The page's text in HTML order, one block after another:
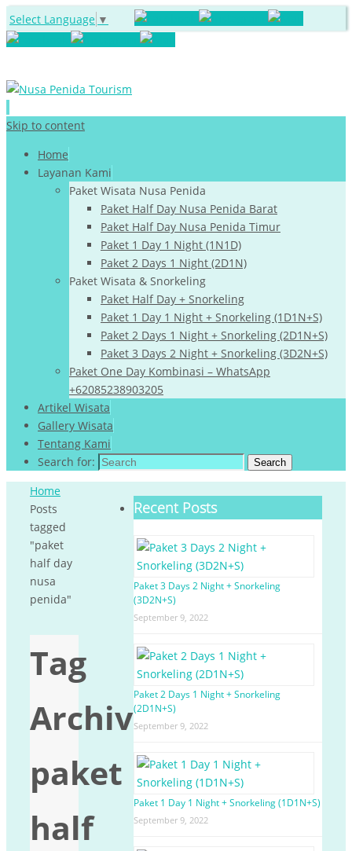
Select Language ▼
Skip to content
Home
Layanan Kami
Paket Wisata Nusa Penida
Paket Half Day Nusa Penida Barat
Paket Half Day Nusa Penida Timur
Paket 1 Day 1 Night (1N1D)
Paket 2 Days 1 Night (2D1N)
Paket Wisata & Snorkeling
Paket Half Day + Snorkeling
Paket 1 Day 1 Night + Snorkeling (1D1N+S)
Paket 2 Days 1 Night + Snorkeling (2D1N+S)
Paket 3 Days 2 Night + Snorkeling (3D2N+S)
Paket One Day Kombinasi – WhatsApp
+62085238903205
Artikel Wisata
Gallery Wisata
Tentang Kami
Search for:
Search
Home
Posts
tagged
"paket
half day
nusa
penida"
Tag
Archives:
paket
half
Recent Posts
Paket 3 Days 2 Night + Snorkeling
(3D2N+S)
September 9, 2022
Paket 2 Days 1 Night + Snorkeling
(2D1N+S)
September 9, 2022
Paket 1 Day 1 Night + Snorkeling (1D1N+S)
September 9, 2022